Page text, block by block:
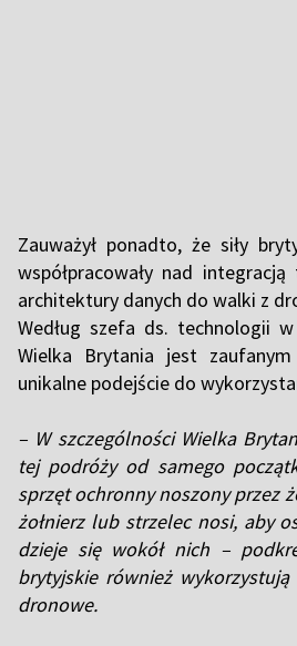
Zauważył ponadto, że siły
współpracowały nad
architektury danych do walki z
Według szefa ds. technologii
Wielka Brytania jest
unikalne podejście do
– W szczególności Wielka
tej podróży od samego
sprzęt ochronny noszony przez
żołnierz lub strzelec nosi, aby
dzieje się wokół nich –
brytyjskie również
dronowe.